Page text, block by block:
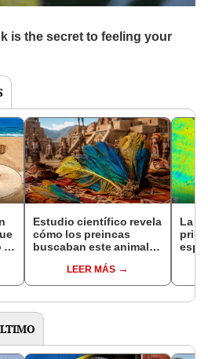
al
Estudio científico revela
cómo los preincas
buscaban este animal
funerarios hace 1.000
años: plumas eran clave
LEER MÁS
La
por